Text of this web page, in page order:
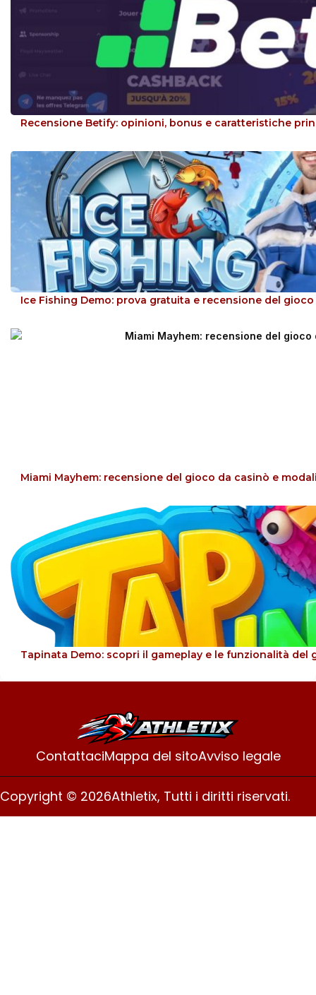
Recensione Betify: opinioni, bonus e caratteristiche
Ice Fishing Demo: prova gratuita e recensione del gioco
Miami Mayhem: recensione del gioco da casinò e
Tapinata Demo: scopri il gameplay e le funzionalità del
ContattaciMappa del sitoAvviso legale
Copyright © 2026Athletix, Tutti i diritti riservati.